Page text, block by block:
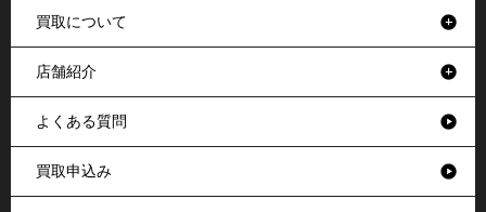
買取について
店舗紹介
よくある質問
買取申込み